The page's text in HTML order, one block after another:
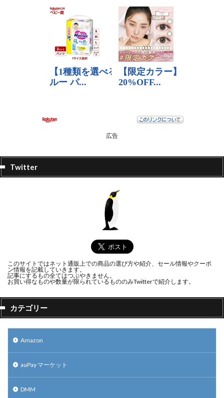
広告
Twitter
このサイトではネット通販上での商品の選び方や紹介、セール情報やクーポ
ン情報を記載していきます。
記事にするもの全てはつぶやきません。
お買い得なものや数量が限られているもののみTwitterで紹介します。
カテゴリー
Amazon
auPay マーケット
DMM